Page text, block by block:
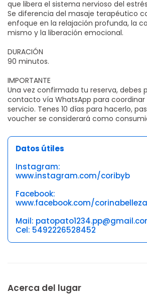
que libera el sistema nervioso del
Se diferencia del masaje terapéutico
enfoque en la relajación profunda, la
mismo y la liberación emocional.
DURACIÓN
90 minutos.
IMPORTANTE
Una vez confirmada tu reserva, debes
contacto vía WhatsApp para
servicio. Tenes 10 días para hacerlo,
voucher se considerará como
Datos útiles
Instagram:
www.instagram.com/coribyb
Facebook:
www.facebook.com/
Mail:
Cel: 5492226528452
Acerca del lugar